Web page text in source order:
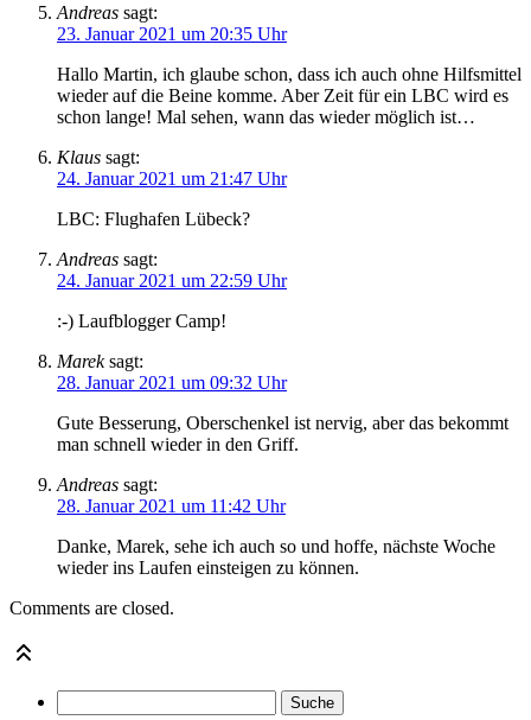
Andreas sagt:
23. Januar 2021 um 20:35 Uhr
Hallo Martin, ich glaube schon, dass ich auch ohne Hilfsmittel
wieder auf die Beine komme. Aber Zeit für ein LBC wird es
schon lange! Mal sehen, wann das wieder möglich ist…
Klaus sagt:
24. Januar 2021 um 21:47 Uhr
LBC: Flughafen Lübeck?
Andreas sagt:
24. Januar 2021 um 22:59 Uhr
:-) Laufblogger Camp!
Marek sagt:
28. Januar 2021 um 09:32 Uhr
Gute Besserung, Oberschenkel ist nervig, aber das bekommt
man schnell wieder in den Griff.
Andreas sagt:
28. Januar 2021 um 11:42 Uhr
Danke, Marek, sehe ich auch so und hoffe, nächste Woche
wieder ins Laufen einsteigen zu können.
Comments are closed.